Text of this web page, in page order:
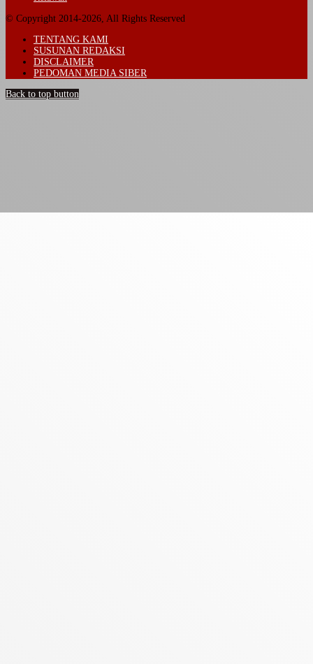
© Copyright 2014-2026, All Rights Reserved
TENTANG KAMI
SUSUNAN REDAKSI
DISCLAIMER
PEDOMAN MEDIA SIBER
Back to top button